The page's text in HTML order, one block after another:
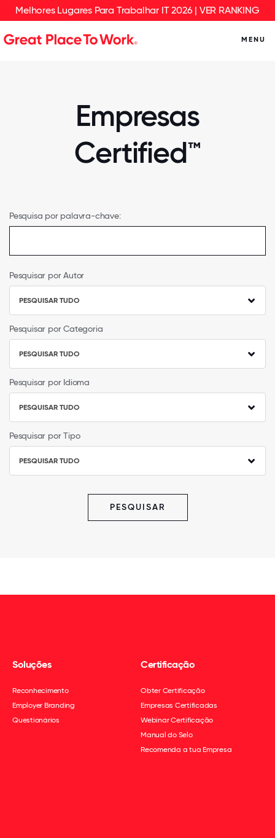
Melhores Lugares Para Trabalhar IT 2026 | VER RANKING
MENU
Empresas
Certified™
Pesquisa por palavra-chave:
Pesquisar por Autor
PESQUISAR TUDO
Pesquisar por Categoria
PESQUISAR TUDO
Pesquisar por Idioma
PESQUISAR TUDO
Pesquisar por Tipo
PESQUISAR TUDO
PESQUISAR
Soluções
Reconhecimento
Employer Branding
Questionários
Certificação
Obter Certificação
Empresas Certificadas
Webinar Certificação
Manual do Selo
Recomenda a tua Empresa